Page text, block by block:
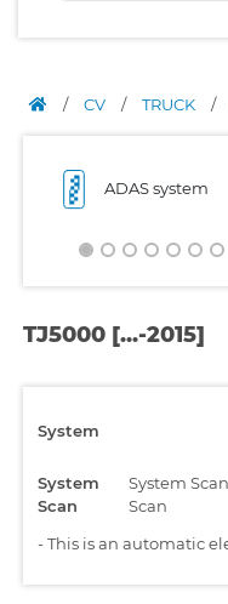
/ CV / TRUCK /
ADAS system
TJ5000 [...-2015]
System
System
Scan
System
Scan
-This is an automatic